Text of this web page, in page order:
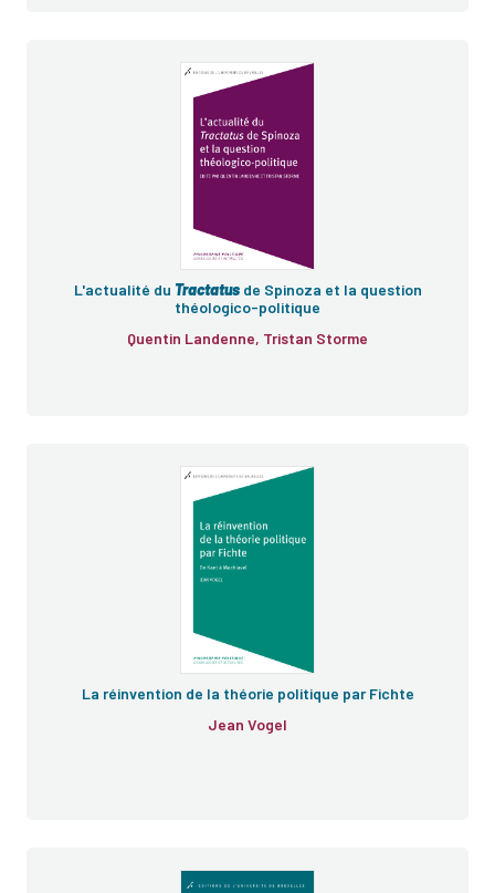
L'actualité du Tractatusde Spinoza et la question
théologico-politique
Quentin Landenne, Tristan Storme
La réinvention de la théorie politique par Fichte
Jean Vogel